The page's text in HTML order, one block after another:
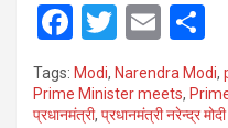
F
a
ce
T
wi
tt
E
m
ail
h
Tags: Modi, Narendra Modi,
Prime Minister meets,
प्रधानमंत्री, प्रधानमंत्री नरेन्‍द्र